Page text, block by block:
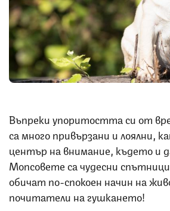
Въпреки упоритостта си от
са много привързани и лоялни,
център на внимание, където и
Мопсовете са чудесни
обичат по-спокоен начин на
почитатели на гушкането!